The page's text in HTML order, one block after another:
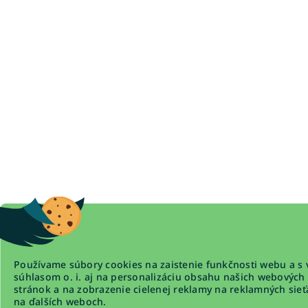
Používame súbory cookies na zaistenie funkčnosti webu a s
súhlasom o. i. aj na personalizáciu obsahu našich webových
stránok a na zobrazenie cielenej reklamy na reklamných
na ďalších weboch.